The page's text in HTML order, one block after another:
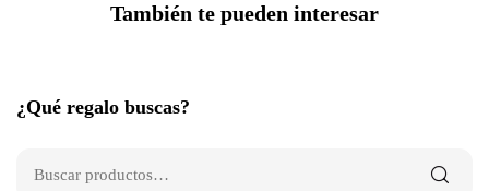
También te pueden interesar
¿Qué regalo buscas?